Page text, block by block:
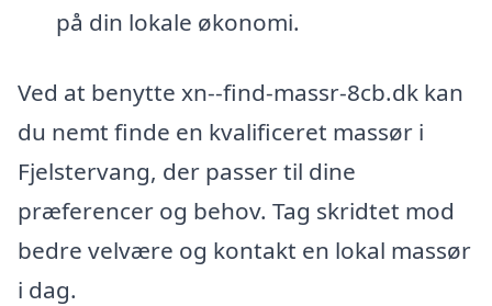
på din lokale økonomi.
Ved at benytte xn--find-massr-8cb.dk kan
du nemt finde en kvalificeret massør i
Fjelstervang, der passer til dine
præferencer og behov. Tag skridtet mod
bedre velvære og kontakt en lokal massør
i dag.